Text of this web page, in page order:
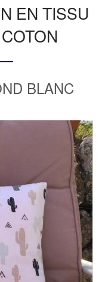
EN TISSU
BLANC